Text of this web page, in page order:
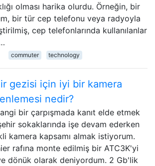
olması harika olurdu. Örneğin, bir
bir tür cep telefonu veya radyoyla
cep telefonlarında kullanılanlar
commuter technology
gezisi için iyi bir kamera
nedir?
bir çarpışmada kanıt elde etmek
sokaklarında işe devam ederken
kamera kapsamı almak istiyorum.
rafına monte edilmiş bir ATC3K'yi
dönük olarak deniyordum. 2 Gb'lik